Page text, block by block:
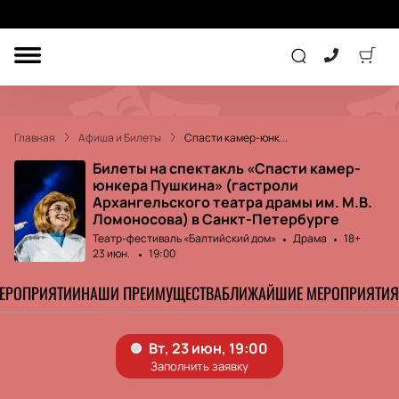
ДРУГОЕ
ДЕТЯМ
ПОДАРОЧНЫЕ
СЕРТИФИКАТЫ
Экскурсия
Концерт
Главная Афиша и Билеты Спасти камер-юнк...
Билеты на спектакль «Спасти камер-
юнкера Пушкина» (гастроли
Архангельского театра драмы им. М.В.
Ломоносова) в Санкт-Петербурге
Театр-фестиваль «Балтийский дом» Драма
18+
23 июн.
19:00
НАШИ ПРЕИМУЩЕСТВАБЛИЖАЙШИЕ МЕРОПРИЯТИЯ